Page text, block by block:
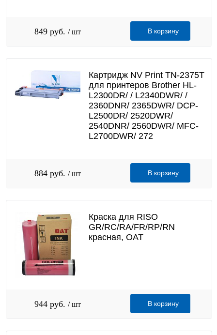
849 руб. / шт В корзину
Картридж NV Print TN-2375T
для принтеров Brother HL-
L2300DR/ / L2340DWR/ /
2360DNR/ 2365DWR/ DCP-
L2500DR/ 2520DWR/
2540DNR/ 2560DWR/ MFC-
L2700DWR/ 272
884 руб. / шт В корзину
Краска для RISO
GR/RC/RA/FR/RP/RN
красная, OAT
944 руб. / шт В корзину